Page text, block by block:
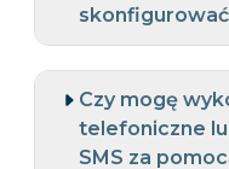
Czy mogę
telefoniczne
SMS za